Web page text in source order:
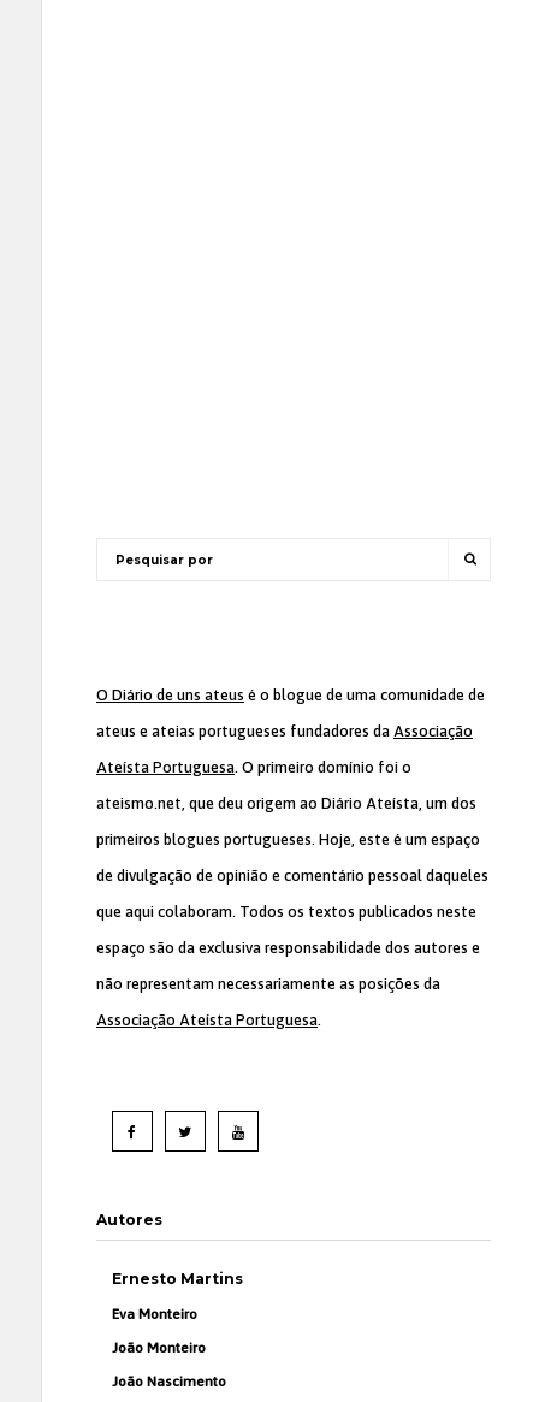
O Diário de uns ateus é o blogue de uma comunidade de
ateus e ateias portugueses fundadores da Associação
Ateísta Portuguesa. O primeiro domínio foi o
ateismo.net, que deu origem ao Diário Ateísta, um dos
primeiros blogues portugueses. Hoje, este é um espaço
de divulgação de opinião e comentário pessoal daqueles
que aqui colaboram. Todos os textos publicados neste
espaço são da exclusiva responsabilidade dos autores e
não representam necessariamente as posições da
Associação Ateísta Portuguesa.
Autores
Ernesto Martins
Eva Monteiro
João Monteiro
João Nascimento